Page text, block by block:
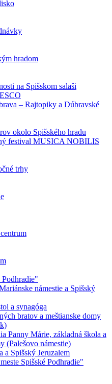
hradom
na Spišskom salaši
– Rajtopiky a Dúbravské
okolo Spišského hradu
festival MUSICA NOBILIS
trhy
Podhradie"
námestie a Spišský
a synagóga
bratov a meštianske domy
Panny Márie, základná škola a
(Palešovo námestie)
a Spišský Jeruzalem
Spišské Podhradie"